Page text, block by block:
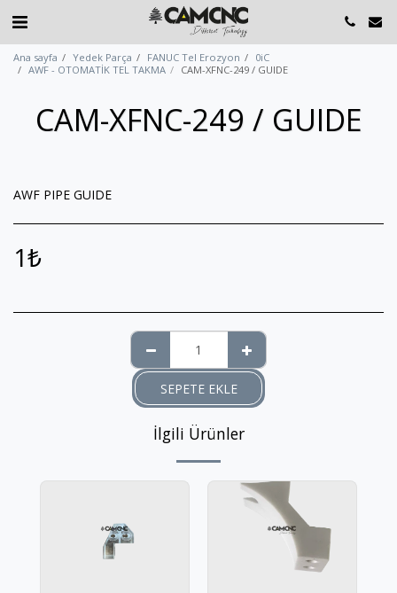
Ana sayfa Yedek Parça FANUC Tel Erozyon
0iC
AWF - OTOMATİK TEL TAKMA
CAM-XFNC-249 / GUIDE
CAM-XFNC-249 / GUIDE
AWF PIPE GUIDE
1₺
SEPETE EKLE
İlgili Ürünler